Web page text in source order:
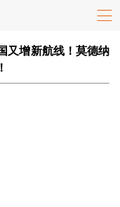
又增新航线！莫德纳